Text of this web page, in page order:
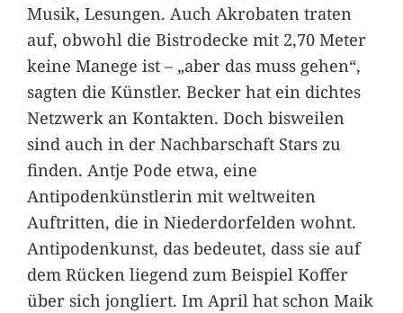
Musik, Lesungen. Auch Akrobaten traten
auf, obwohl die Bistrodecke mit 2,70 Meter
keine Manege ist – „aber das muss gehen“,
sagten die Künstler. Becker hat ein dichtes
Netzwerk an Kontakten. Doch bisweilen
sind auch in der Nachbarschaft Stars zu
finden. Antje Pode etwa, eine
Antipodenkünstlerin mit weltweiten
Auftritten, die in Niederdorfelden wohnt.
Antipodenkunst, das bedeutet, dass sie auf
dem Rücken liegend zum Beispiel Koffer
über sich jongliert. Im April hat schon Maik